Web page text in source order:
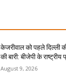
केजरीवाल को पहले दिल्ली
की बारी: बीजेपी के राष्ट्रीय
August 9, 2026